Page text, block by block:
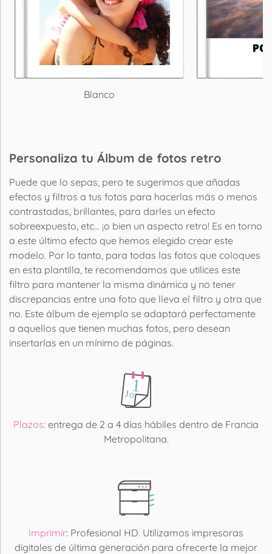
Blanco
Personaliza tu Álbum de fotos retro
Puede que lo sepas, pero te sugerimos que añadas
efectos y filtros a tus fotos para hacerlas más o menos
contrastadas, brillantes, para darles un efecto
sobreexpuesto, etc... ¡o bien un aspecto retro! Es en torno
a este último efecto que hemos elegido crear este
modelo. Por lo tanto, para todas las fotos que coloques
en esta plantilla, te recomendamos que utilices este
filtro para mantener la misma dinámica y no tener
discrepancias entre una foto que lleva el filtro y otra que
no. Este álbum de ejemplo se adaptará perfectamente
a aquellos que tienen muchas fotos, pero desean
insertarlas en un mínimo de páginas.
Plazos: entrega de 2 a 4 días hábiles dentro de Francia
Metropolitana.
Imprimir: Profesional HD. Utilizamos impresoras
digitales de última generación para ofrecerte la mejor